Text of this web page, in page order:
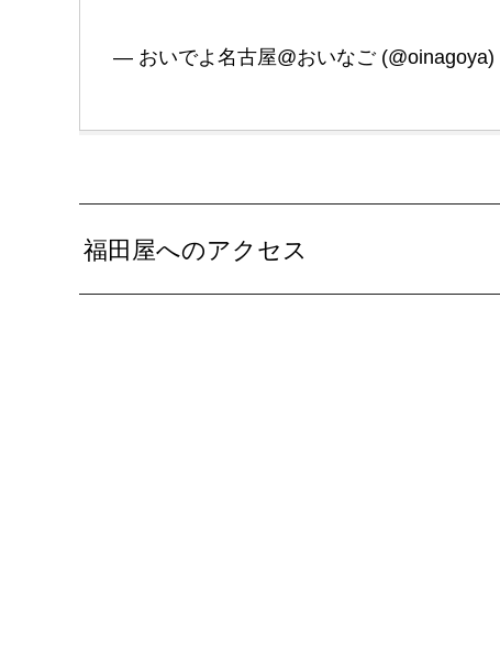
— おいでよ名古屋@おいなご (@oinagoya)
福田屋へのアクセス